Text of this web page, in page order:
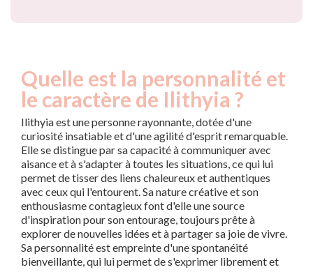
Quelle est la personnalité et
le caractère de Ilithyia ?
Ilithyia est une personne rayonnante, dotée d'une
curiosité insatiable et d'une agilité d'esprit remarquable.
Elle se distingue par sa capacité à communiquer avec
aisance et à s'adapter à toutes les situations, ce qui lui
permet de tisser des liens chaleureux et authentiques
avec ceux qui l'entourent. Sa nature créative et son
enthousiasme contagieux font d'elle une source
d'inspiration pour son entourage, toujours prête à
explorer de nouvelles idées et à partager sa joie de vivre.
Sa personnalité est empreinte d'une spontanéité
bienveillante, qui lui permet de s'exprimer librement et